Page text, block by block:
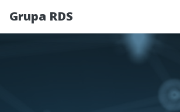
Grupa RDS